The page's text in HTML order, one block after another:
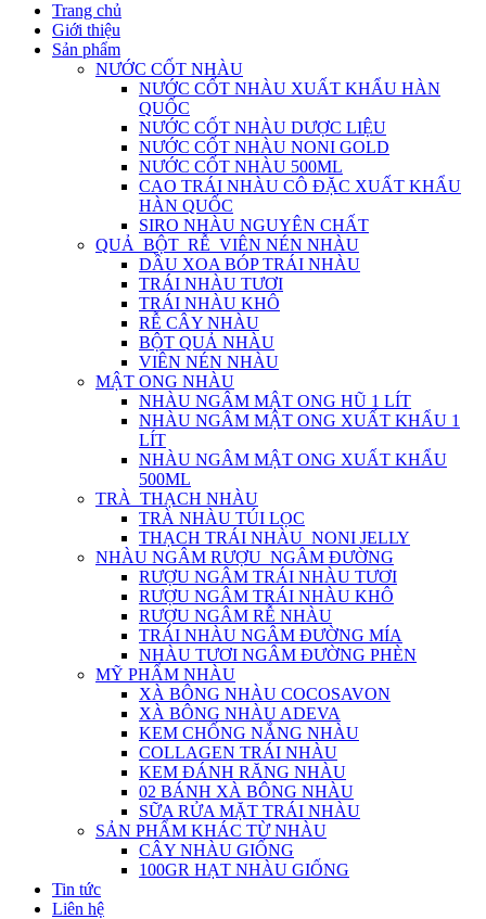
Trang chủ
Giới thiệu
Sản phẩm
NƯỚC CỐT NHÀU
NƯỚC CỐT NHÀU XUẤT KHẨU HÀN
QUỐC
NƯỚC CỐT NHÀU DƯỢC LIỆU
NƯỚC CỐT NHÀU NONI GOLD
NƯỚC CỐT NHÀU 500ML
CAO TRÁI NHÀU CÔ ĐẶC XUẤT KHẨU
HÀN QUỐC
SIRO NHÀU NGUYÊN CHẤT
QUẢ_BỘT_RỄ_VIÊN NÉN NHÀU
DẦU XOA BÓP TRÁI NHÀU
TRÁI NHÀU TƯƠI
TRÁI NHÀU KHÔ
RỄ CÂY NHÀU
BỘT QUẢ NHÀU
VIÊN NÉN NHÀU
MẬT ONG NHÀU
NHÀU NGÂM MẬT ONG HŨ 1 LÍT
NHÀU NGÂM MẬT ONG XUẤT KHẨU 1
LÍT
NHÀU NGÂM MẬT ONG XUẤT KHẨU
500ML
TRÀ_THẠCH NHÀU
TRÀ NHÀU TÚI LỌC
THẠCH TRÁI NHÀU_NONI JELLY
NHÀU NGÂM RƯỢU_NGÂM ĐƯỜNG
RƯỢU NGÂM TRÁI NHÀU TƯƠI
RƯỢU NGÂM TRÁI NHÀU KHÔ
RƯỢU NGÂM RỄ NHÀU
TRÁI NHÀU NGÂM ĐƯỜNG MÍA
NHÀU TƯƠI NGÂM ĐƯỜNG PHÈN
MỸ PHẨM NHÀU
XÀ BÔNG NHÀU COCOSAVON
XÀ BÔNG NHÀU ADEVA
KEM CHỐNG NẮNG NHÀU
COLLAGEN TRÁI NHÀU
KEM ĐÁNH RĂNG NHÀU
02 BÁNH XÀ BÔNG NHÀU
SỮA RỬA MẶT TRÁI NHÀU
SẢN PHẨM KHÁC TỪ NHÀU
CÂY NHÀU GIỐNG
100GR HẠT NHÀU GIỐNG
Tin tức
Liên hệ